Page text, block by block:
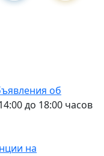
об
до 18:00 часов
на